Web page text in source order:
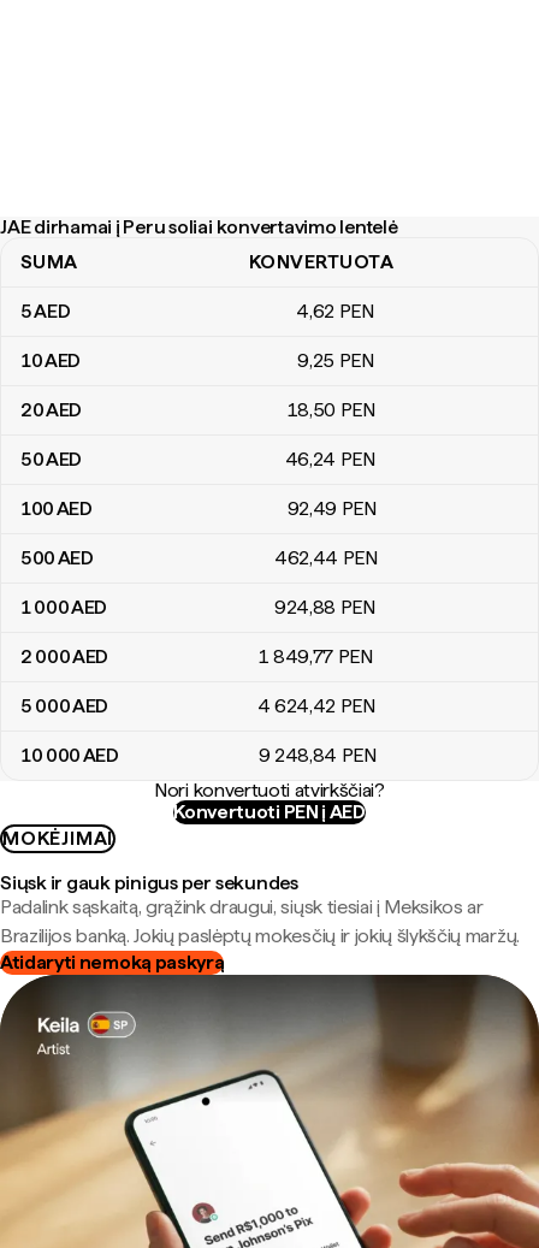
JAE dirhamai į Peru soliai konvertavimo lentelė
JAE dirhamai į Peru soliai konvertavimo lentelė
SUMA KONVERTUOTA
5AED 4,62 PEN
10AED 9,25 PEN
20AED 18,50 PEN
50AED 46,24 PEN
100AED 92,49 PEN
500AED 462,44 PEN
1 000AED 924,88 PEN
2 000AED 1 849,77 PEN
5 000AED 4 624,42 PEN
10 000AED 9 248,84 PEN
Nori konvertuoti atvirkščiai?
Konvertuoti PEN į AED
MOKĖJIMAI
Siųsk ir gauk pinigus per sekundes
Padalink sąskaitą, grąžink draugui, siųsk tiesiai į Meksikos ar
Brazilijos banką. Jokių paslėptų mokesčių ir jokių šlykščių maržų.
Atidaryti nemoką paskyrą